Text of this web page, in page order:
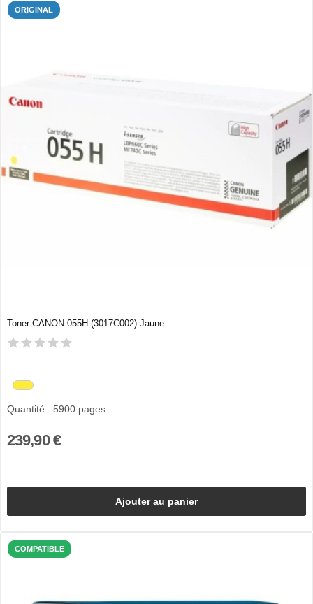
ORIGINAL
Toner CANON 055H (3017C002) Jaune
Quantité : 5900 pages
239,90 €
Ajouter au panier
COMPATIBLE